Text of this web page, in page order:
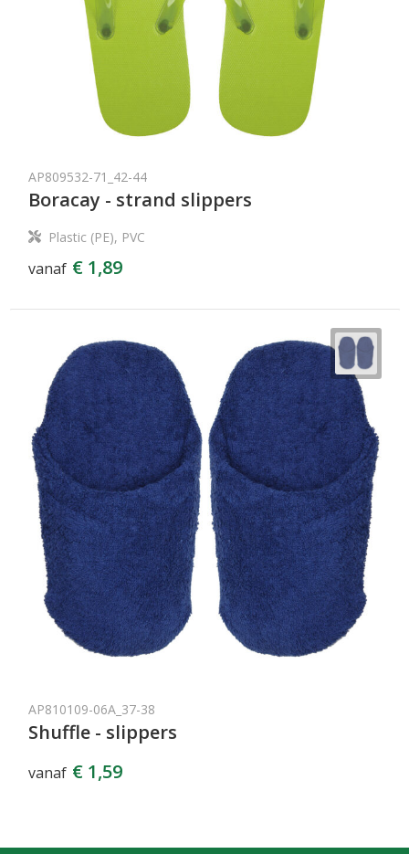
AP809532-71_42-44
Boracay - strand slippers
Plastic (PE), PVC
vanaf € 1,89
AP810109-06A_37-38
Shuffle - slippers
vanaf € 1,59